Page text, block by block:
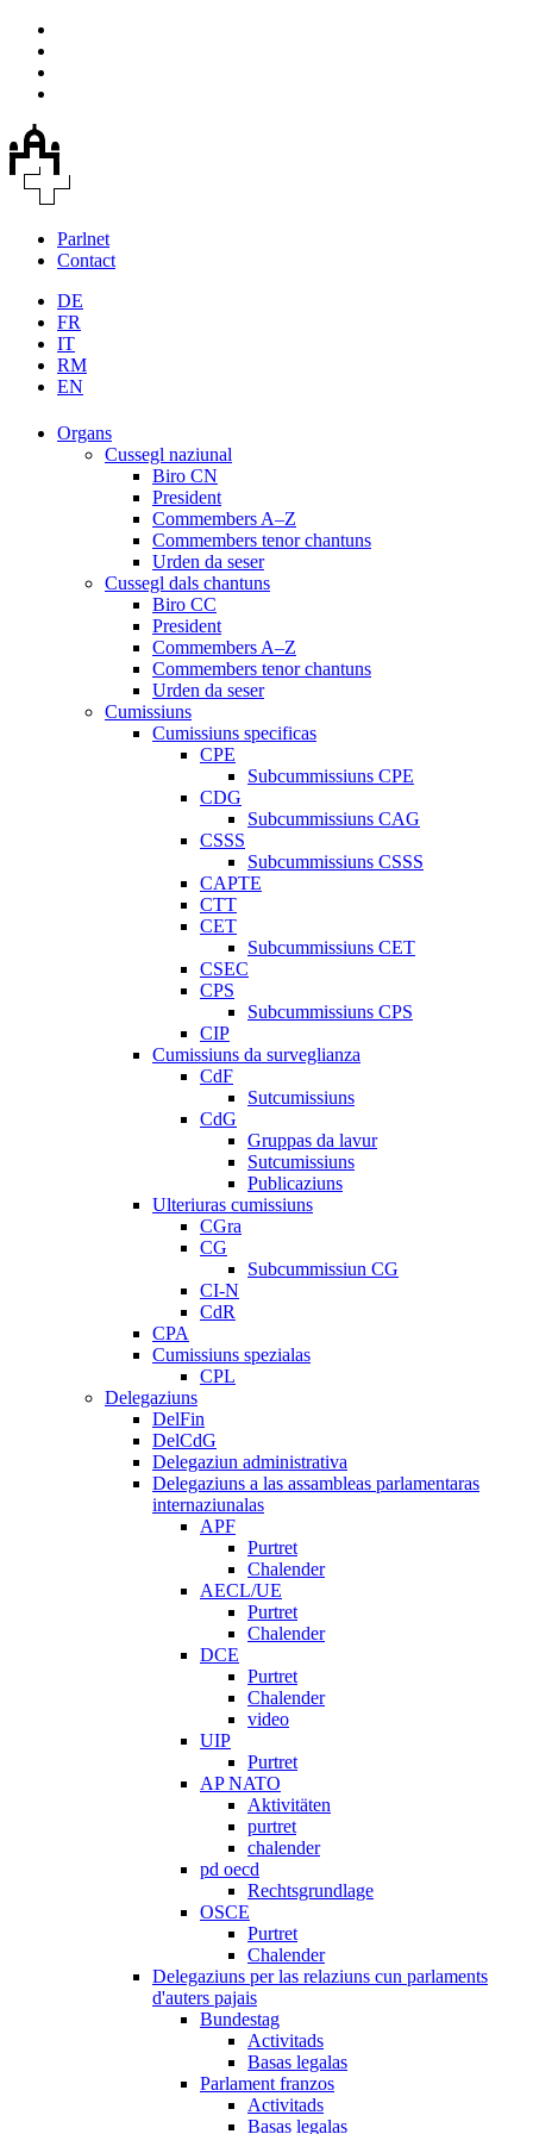
Parlnet
Contact
DE
FR
IT
RM
EN
Organs
Cussegl naziunal
Biro CN
President
Commembers A–Z
Commembers tenor chantuns
Urden da seser
Cussegl dals chantuns
Biro CC
President
Commembers A–Z
Commembers tenor chantuns
Urden da seser
Cumissiuns
Cumissiuns specificas
CPE
Subcummissiuns CPE
CDG
Subcummissiuns CAG
CSSS
Subcummissiuns CSSS
CAPTE
CTT
CET
Subcummissiuns CET
CSEC
CPS
Subcummissiuns CPS
CIP
Cumissiuns da surveglianza
CdF
Sutcumissiuns
CdG
Gruppas da lavur
Sutcumissiuns
Publicaziuns
Ulteriuras cumissiuns
CGra
CG
Subcummissiun CG
CI-N
CdR
CPA
Cumissiuns spezialas
CPL
Delegaziuns
DelFin
DelCdG
Delegaziun administrativa
Delegaziuns a las assambleas parlamentaras
internaziunalas
APF
Purtret
Chalender
AECL/UE
Purtret
Chalender
DCE
Purtret
Chalender
video
UIP
Purtret
AP NATO
Aktivitäten
purtret
chalender
pd oecd
Rechtsgrundlage
OSCE
Purtret
Chalender
Delegaziuns per las relaziuns cun parlaments
d'auters pajais
Bundestag
Activitads
Basas legalas
Parlament franzos
Activitads
Basas legalas